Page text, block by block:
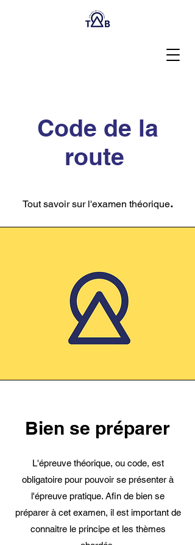
Code de la
route
Tout savoir sur l'examen théorique.
Bien se préparer
L'épreuve théorique, ou code, est
obligatoire pour pouvoir se présenter à
l'épreuve pratique. Afin de bien se
préparer à cet examen, il est important de
connaitre le principe et les thèmes